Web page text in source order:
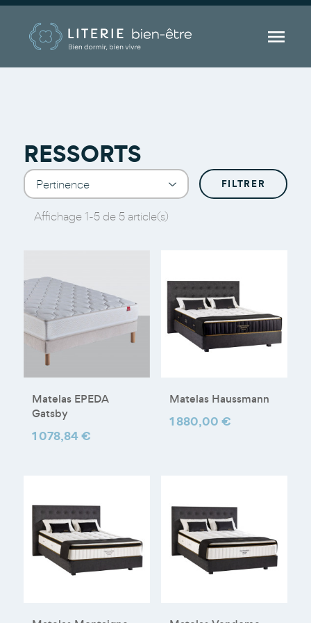

RESSORTS
Pertinence a FILTRER
Affichage 1-5 de 5 article(s)
Matelas EPEDA
Gatsby
Prix
1 078,84 €
Matelas Haussmann
Prix
1 880,00 €